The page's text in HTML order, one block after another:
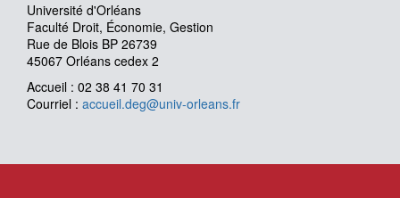
Université d'Orléans
Faculté Droit, Économie, Gestion
Rue de Blois BP 26739
45067 Orléans cedex 2
Accueil : 02 38 41 70 31
Courriel : accueil.deg@univ-orleans.fr